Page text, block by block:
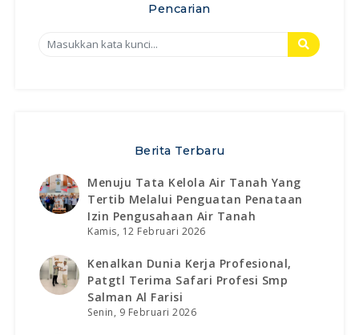
Pencarian
Berita Terbaru
Menuju Tata Kelola Air Tanah Yang
Tertib Melalui Penguatan Penataan
Izin Pengusahaan Air Tanah
Kamis, 12 Februari 2026
Kenalkan Dunia Kerja Profesional,
Patgtl Terima Safari Profesi Smp
Salman Al Farisi
Senin, 9 Februari 2026